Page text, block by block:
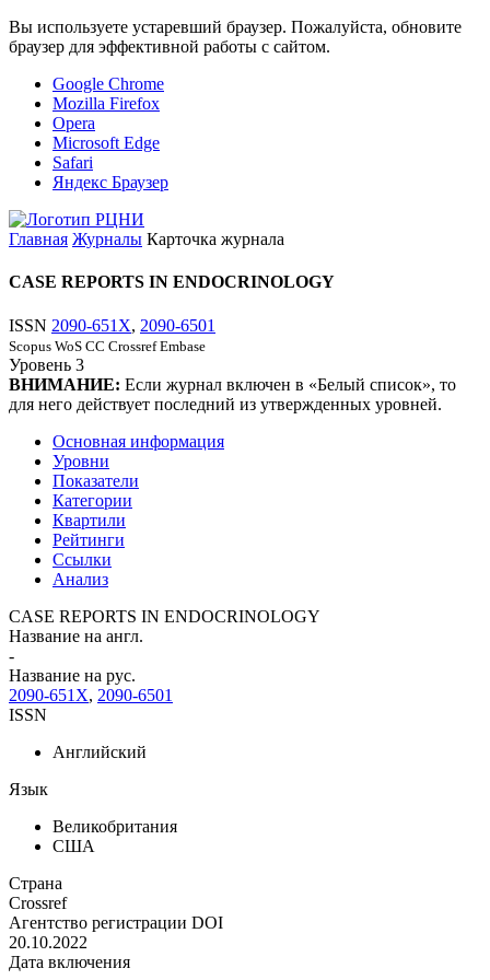
Вы используете устаревший браузер. Пожалуйста, обновите
браузер для эффективной работы с сайтом.
Google Chrome
Mozilla Firefox
Opera
Microsoft Edge
Safari
Яндекс Браузер
Главная Журналы Карточка журнала
CASE REPORTS IN ENDOCRINOLOGY
ISSN 2090-651X, 2090-6501
Scopus WoS CC Crossref Embase
Уровень 3
ВНИМАНИЕ: Если журнал включен в «Белый список», то
для него действует последний из утвержденных уровней.
Основная информация
Уровни
Показатели
Категории
Квартили
Рейтинги
Ссылки
Анализ
CASE REPORTS IN ENDOCRINOLOGY
Название на англ.
-
Название на рус.
2090-651X, 2090-6501
ISSN
Английский
Язык
Великобритания
США
Страна
Crossref
Агентство регистрации DOI
20.10.2022
Дата включения